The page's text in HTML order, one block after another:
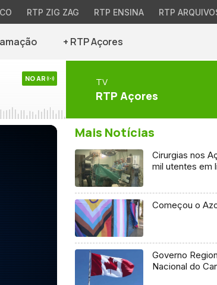
RTP ZIG ZAG RTP ENSINA RTP
+ RTP Açores
NO AR TV
RTP Açores
Mais Notícias
Cirurgias nos
mil utentes em
Começou o
Governo
Nacional do